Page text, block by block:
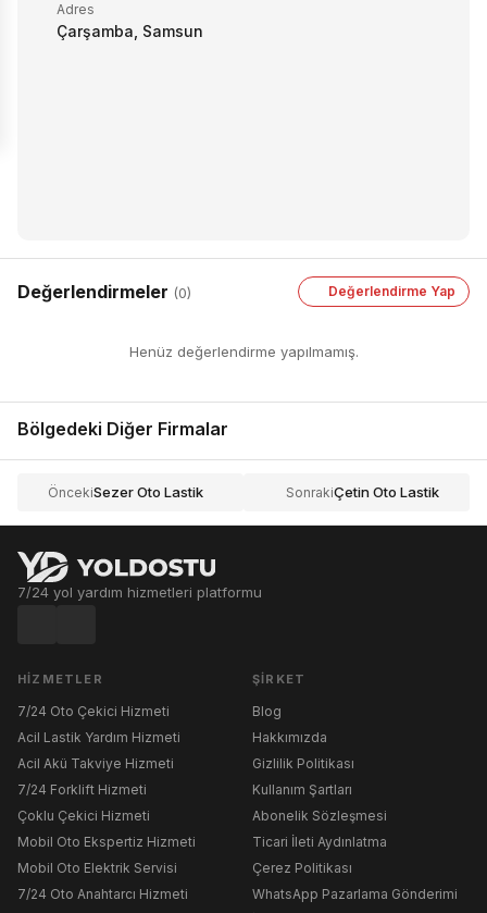
Adres
Çarşamba, Samsun
Değerlendirmeler (0) Değerlendirme Yap
Henüz değerlendirme yapılmamış.
Bölgedeki Diğer Firmalar
ÖncekiSezer Oto Lastik SonrakiÇetin Oto Lastik
7/24 yol yardım hizmetleri platformu
HIZMETLER
7/24 Oto Çekici Hizmeti
Acil Lastik Yardım Hizmeti
Acil Akü Takviye Hizmeti
7/24 Forklift Hizmeti
Çoklu Çekici Hizmeti
Mobil Oto Ekspertiz Hizmeti
Mobil Oto Elektrik Servisi
7/24 Oto Anahtarcı Hizmeti
ŞIRKET
Blog
Hakkımızda
Gizlilik Politikası
Kullanım Şartları
Abonelik Sözleşmesi
Ticari İleti Aydınlatma
Çerez Politikası
WhatsApp Pazarlama Gönderimi